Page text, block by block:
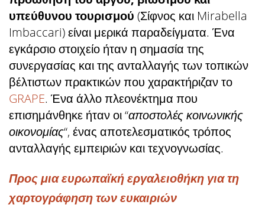
υπεύθυνου τουρισμού (Σίφνος και Mirabella
Imbaccari) είναι μερικά παραδείγματα. Ένα
εγκάρσιο στοιχείο ήταν η σημασία της
συνεργασίας και της ανταλλαγής των τοπικών
βέλτιστων πρακτικών που χαρακτήριζαν το
GRAPE. Ένα άλλο πλεονέκτημα που
επισημάνθηκε ήταν οι “αποστολές κοινωνικής
οικονομίας“, ένας αποτελεσματικός τρόπος
ανταλλαγής εμπειριών και τεχνογνωσίας.
Προς μια ευρωπαϊκή εργαλειοθήκη για τη
χαρτογράφηση των ευκαιριών